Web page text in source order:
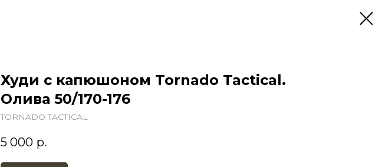
Худи с капюшоном Tornado Tactical.
Олива 50/170-176
TORNADO TACTICAL
5 000 р.